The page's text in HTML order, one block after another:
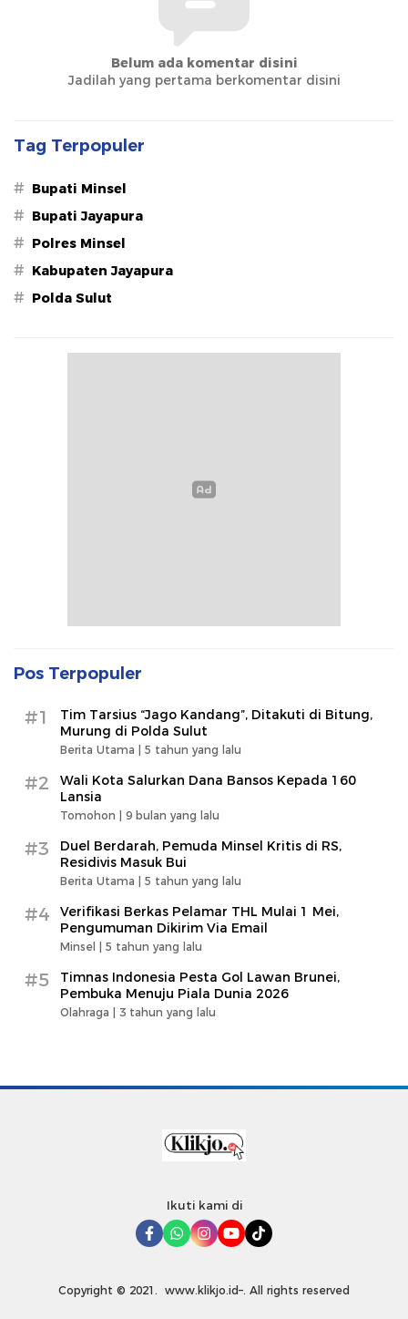
Belum ada komentar disini
Jadilah yang pertama berkomentar disini
Tag Terpopuler
# Bupati Minsel
# Bupati Jayapura
# Polres Minsel
# Kabupaten Jayapura
# Polda Sulut
Pos Terpopuler
#1
Tim Tarsius “Jago Kandang”, Ditakuti di Bitung,
Murung di Polda Sulut
Berita Utama | 5 tahun yang lalu
#2
Wali Kota Salurkan Dana Bansos Kepada 160
Lansia
Tomohon | 9 bulan yang lalu
#3
Duel Berdarah, Pemuda Minsel Kritis di RS,
Residivis Masuk Bui
Berita Utama | 5 tahun yang lalu
#4
Verifikasi Berkas Pelamar THL Mulai 1 Mei,
Pengumuman Dikirim Via Email
Minsel | 5 tahun yang lalu
#5
Timnas Indonesia Pesta Gol Lawan Brunei,
Pembuka Menuju Piala Dunia 2026
Olahraga | 3 tahun yang lalu
Ikuti kami di
Copyright © 2021. www.klikjo.id–. All rights reserved